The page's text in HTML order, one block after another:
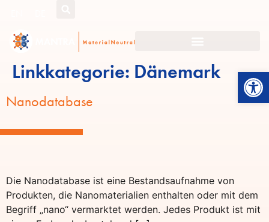
Linkkategorie: Dänemark
Nanodatabase
Die Nanodatabase ist eine Bestandsaufnahme von
Produkten, die Nanomaterialien enthalten oder mit dem
Begriff „nano“ vermarktet werden. Jedes Produkt ist mit